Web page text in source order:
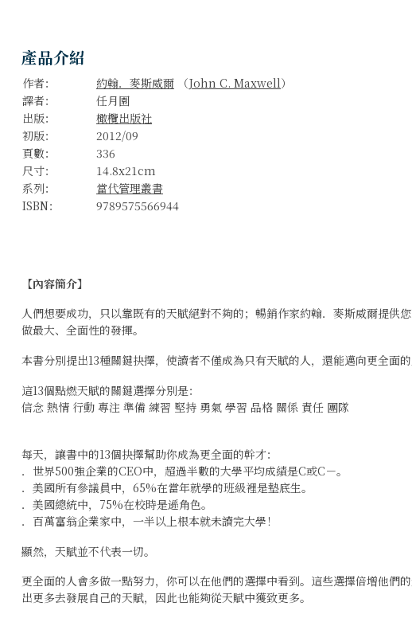
產品介紹
作者： 約翰．麥斯威爾 （John C. Maxwell）
譯者：
任月園
出版：
橄欖出版社
初版：
2012/09
頁數：
336
尺寸：
14.8x21cm
系列：
當代管理叢書
ISBN：
9789575566944
【內容簡介】
人們想要成功，只以靠既有的天賦絕對不夠的；暢銷作家約翰．麥斯威爾提供
做最大、全面性的發揮。
本書分別提出13種關鍵抉擇，使讀者不僅成為只有天賦的人，還能邁向更全面的
這13個點燃天賦的關鍵選擇分別是：
信念 熱情 行動 專注 準備 練習 堅持 勇氣 學習 品格 關係 責任 團隊
每天，讓書中的13個抉擇幫助你成為更全面的幹才：
．世界500強企業的CEO中，超過半數的大學平均成績是C或C－。
．美國所有參議員中，65%在當年就學的班級裡是墊底生。
．美國總統中，75%在校時是遜角色。
．百萬富翁企業家中，一半以上根本就未讀完大學！
顯然，天賦並不代表一切。
更全面的人會多做一點努力，你可以在他們的選擇中看到。這些選擇倍增他們
出更多去發展自己的天賦，因此也能夠從天賦中獲致更多。